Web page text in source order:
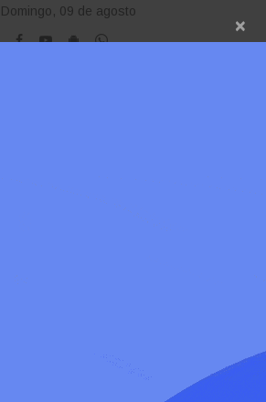
Domingo, 09 de agosto
×